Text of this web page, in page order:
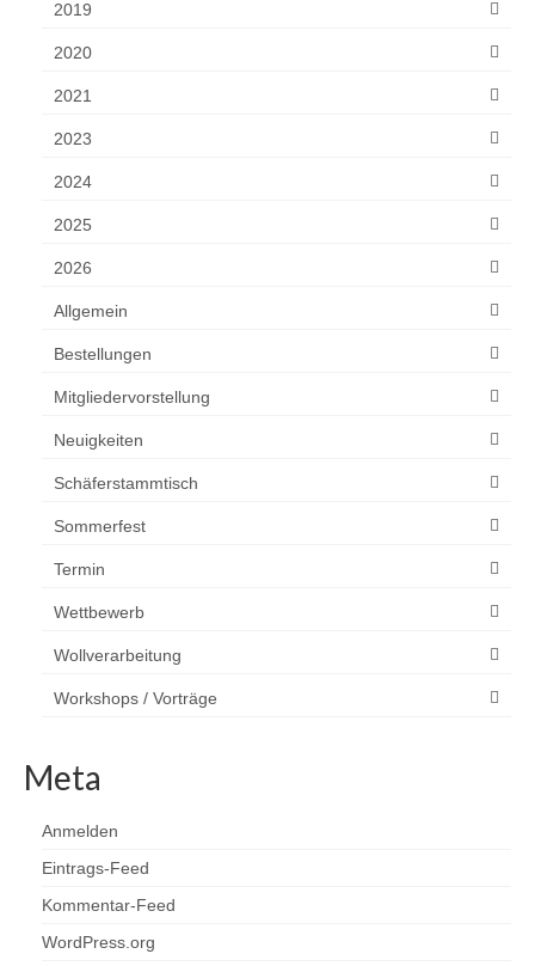
2019
2020
2021
2023
2024
2025
2026
Allgemein
Bestellungen
Mitgliedervorstellung
Neuigkeiten
Schäferstammtisch
Sommerfest
Termin
Wettbewerb
Wollverarbeitung
Workshops / Vorträge
Meta
Anmelden
Eintrags-Feed
Kommentar-Feed
WordPress.org